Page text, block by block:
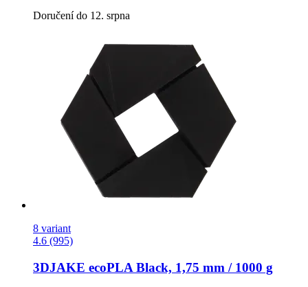
Doručení do 12. srpna
8 variant
4.6 (995)
3DJAKE ecoPLA Black, 1,75 mm / 1000 g